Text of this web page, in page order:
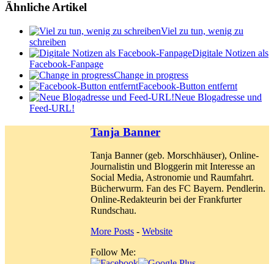
Ähnliche Artikel
Viel zu tun, wenig zu
schreiben
Digitale Notizen als
Facebook-Fanpage
Change in progress
Facebook-Button entfernt
Neue Blogadresse und
Feed-URL!
Tanja Banner
Tanja Banner (geb. Morschhäuser), Online-
Journalistin und Bloggerin mit Interesse an
Social Media, Astronomie und Raumfahrt.
Bücherwurm. Fan des FC Bayern. Pendlerin.
Online-Redakteurin bei der Frankfurter
Rundschau.
More Posts - Website
Follow Me: